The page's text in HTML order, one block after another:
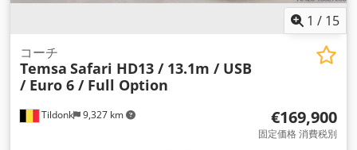
1 / 15
Tildonk 9,327 km
コーチ
Temsa Safari HD13 / 13.1m / USB
/ Euro 6 / Full Option
€169,900
固定価格 消費税別